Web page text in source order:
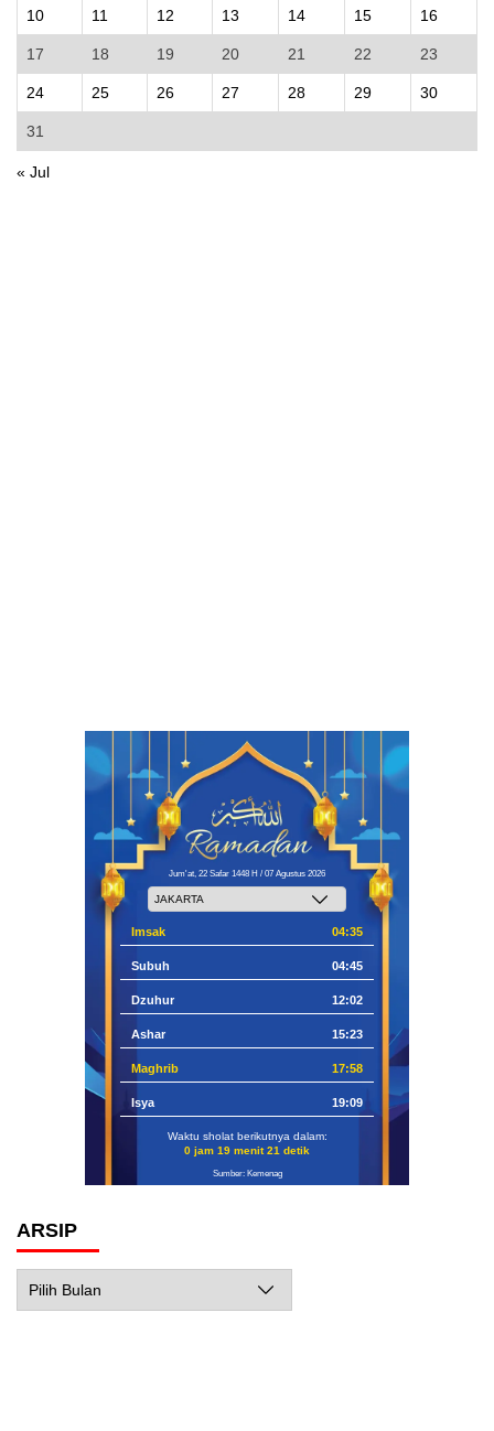
10 11 12 13 14 15 16
17 18 19 20 21 22 23
24 25 26 27 28 29 30
31
« Jul
Jum'at, 22 Safar 1448 H / 07 Agustus 2026
Imsak 04:35
Subuh 04:45
Dzuhur 12:02
Ashar 15:23
Maghrib 17:58
Isya 19:09
Waktu sholat berikutnya dalam:
0 jam 19 menit 20 detik
Sumber: Kemenag
ARSIP